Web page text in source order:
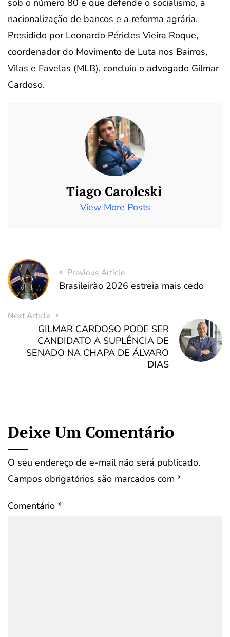
sob o número 80 e que defende o socialismo, a
nacionalização de bancos e a reforma agrária.
Presidido por Leonardo Péricles Vieira Roque,
coordenador do Movimento de Luta nos Bairros,
Vilas e Favelas (MLB), concluiu o advogado Gilmar
Cardoso.
Tiago Caroleski
View More Posts
Previous Article
Brasileirão 2026 estreia mais cedo
Next Article
GILMAR CARDOSO PODE SER
CANDIDATO A SUPLÊNCIA DE
SENADO NA CHAPA DE ÁLVARO
DIAS
Deixe Um Comentário
O seu endereço de e-mail não será publicado.
Campos obrigatórios são marcados com *
Comentário *